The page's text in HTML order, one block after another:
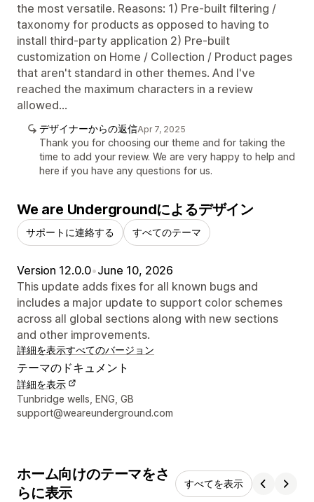
the most versatile. Reasons: 1) Pre-built filtering /
taxonomy for products as opposed to having to
install third-party application 2) Pre-built
customization on Home / Collection / Product pages
that aren't standard in other themes. And I've
reached the maximum characters in a review
allowed...
デザイナーからの返信Apr 7, 2025
Thank you for choosing our theme and for taking the
time to add your review. We are very happy to help and
here if you have any questions for us.
We are Undergroundによるデザイン
サポートに連絡する すべてのテーマ
Version 12.0.0•June 10, 2026
This update adds fixes for all known bugs and
includes a major update to support color schemes
across all global sections along with new sections
and other improvements.
詳細を表示すべてのバージョン
テーマのドキュメント
詳細を表示
デザイナーの連絡先情報
Tunbridge wells, ENG, GB
support@weareunderground.com
ホーム向けのテーマをさ
らに表示
すべてを表示